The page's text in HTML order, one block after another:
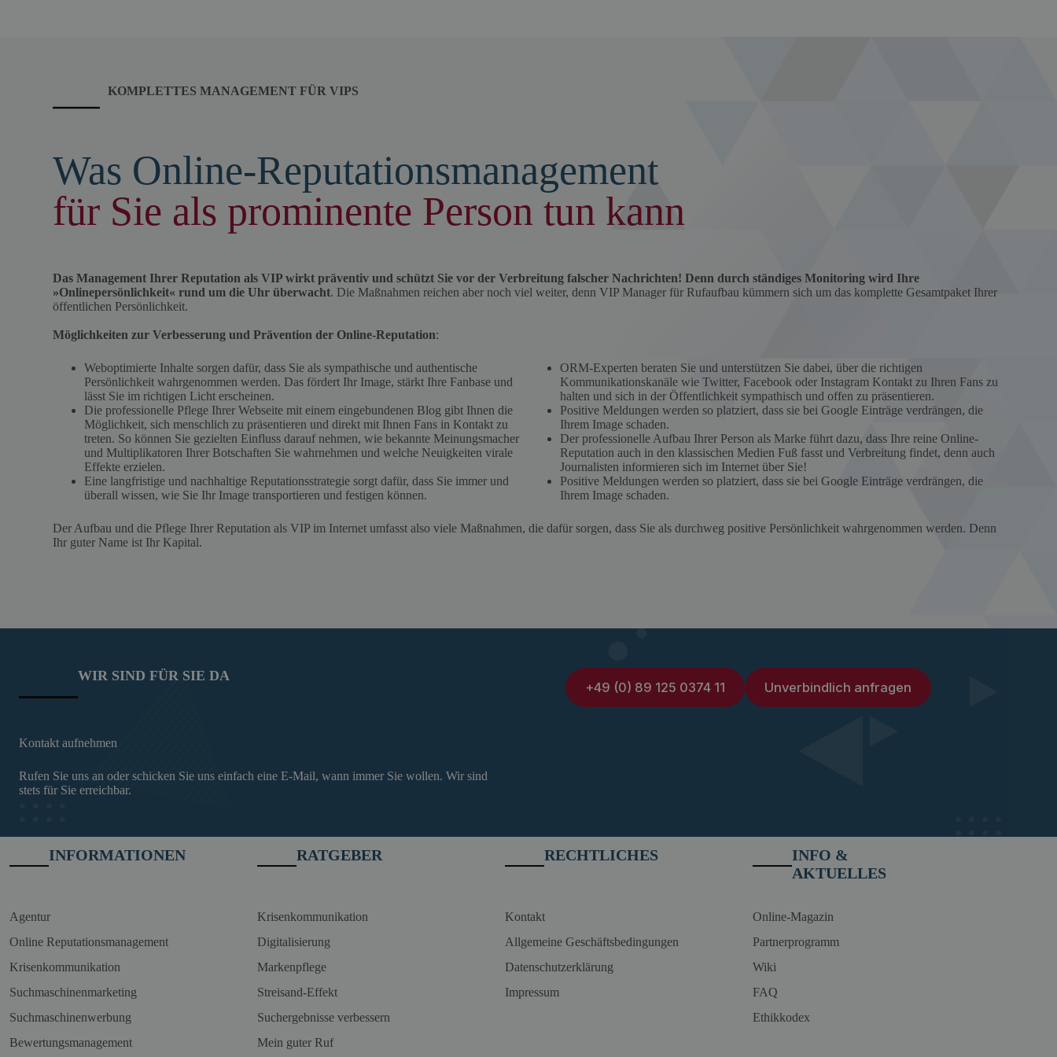
KOMPLETTES MANAGEMENT FÜR VIPS
Was Online-Reputationsmanagement
für Sie als prominente Person tun kann
Das Management Ihrer Reputation als VIP wirkt präventiv und schützt Sie vor der Verbreitung falscher Nachrichten! Denn durch ständiges Monitoring wird Ihre
»Onlinepersönlichkeit« rund um die Uhr überwacht. Die Maßnahmen reichen aber noch viel weiter, denn VIP Manager für Rufaufbau kümmern sich um das komplette Gesamtpaket Ihrer
öffentlichen Persönlichkeit.
Möglichkeiten zur Verbesserung und Prävention der Online-Reputation:
Weboptimierte Inhalte sorgen dafür, dass Sie als sympathische und authentische
Persönlichkeit wahrgenommen werden. Das fördert Ihr Image, stärkt Ihre Fanbase und
lässt Sie im richtigen Licht erscheinen.
Die professionelle Pflege Ihrer Webseite mit einem eingebundenen Blog gibt Ihnen die
Möglichkeit, sich menschlich zu präsentieren und direkt mit Ihnen Fans in Kontakt zu
treten. So können Sie gezielten Einfluss darauf nehmen, wie bekannte Meinungsmacher
und Multiplikatoren Ihrer Botschaften Sie wahrnehmen und welche Neuigkeiten virale
Effekte erzielen.
Eine langfristige und nachhaltige Reputationsstrategie sorgt dafür, dass Sie immer und
überall wissen, wie Sie Ihr Image transportieren und festigen können.
ORM-Experten beraten Sie und unterstützen Sie dabei, über die richtigen
Kommunikationskanäle wie Twitter, Facebook oder Instagram Kontakt zu Ihren Fans zu
halten und sich in der Öffentlichkeit sympathisch und offen zu präsentieren.
Positive Meldungen werden so platziert, dass sie bei Google Einträge verdrängen, die
Ihrem Image schaden.
Der professionelle Aufbau Ihrer Person als Marke führt dazu, dass Ihre reine Online-
Reputation auch in den klassischen Medien Fuß fasst und Verbreitung findet, denn auch
Journalisten informieren sich im Internet über Sie!
Positive Meldungen werden so platziert, dass sie bei Google Einträge verdrängen, die
Ihrem Image schaden.
Der Aufbau und die Pflege Ihrer Reputation als VIP im Internet umfasst also viele Maßnahmen, die dafür sorgen, dass Sie als durchweg positive Persönlichkeit wahrgenommen werden. Denn
Ihr guter Name ist Ihr Kapital.
WIR SIND FÜR SIE DA
Kontakt aufnehmen
Rufen Sie uns an oder schicken Sie uns einfach eine E-Mail, wann immer Sie wollen. Wir sind
stets für Sie erreichbar.
+49 (0) 89 125 0374 11 Unverbindlich anfragen
INFORMATIONEN
Agentur
Online Reputationsmanagement
Krisenkommunikation
Suchmaschinenmarketing
Suchmaschinenwerbung
Bewertungsmanagement
RATGEBER
Krisenkommunikation
Digitalisierung
Markenpflege
Streisand-Effekt
Suchergebnisse verbessern
Mein guter Ruf
RECHTLICHES
Kontakt
Allgemeine Geschäftsbedingungen
Datenschutzerklärung
Impressum
INFO &
AKTUELLES
Online-Magazin
Partnerprogramm
Wiki
FAQ
Ethikkodex